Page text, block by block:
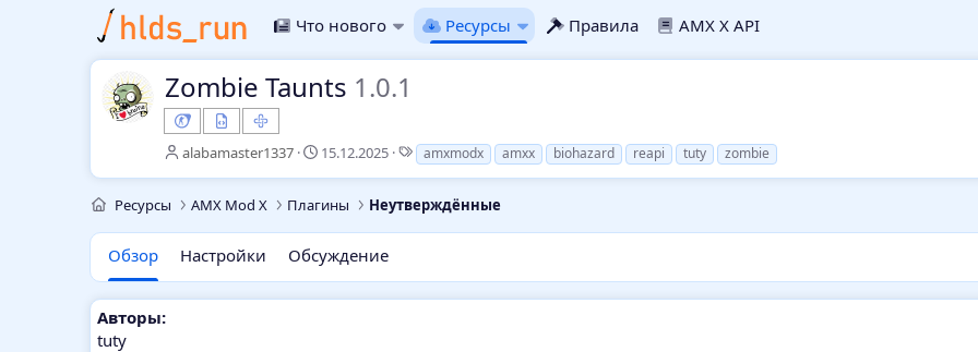
Что нового Ресурсы Правила AMX X API
Zombie Taunts 1.0.1
А
о
р
alabamaster1337
Д
а
с
о
з
д
15.12.2025
Т
е
и
amxmodx amxx biohazard reapi tuty zombie
Ресурсы AMX Mod X Плагины Неутверждённые
Обзор Настройки Обсуждение
Авторы:
tuty